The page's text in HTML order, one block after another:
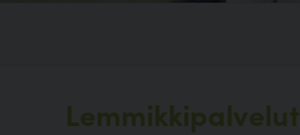
Lemmikkipalvelut